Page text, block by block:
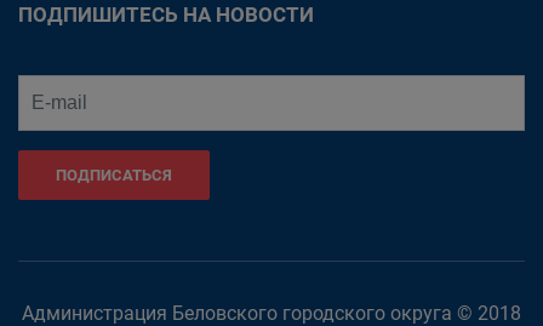
ПОДПИШИТЕСЬ НА НОВОСТИ
ПОДПИСАТЬСЯ
Администрация Беловского городского округа © 2018